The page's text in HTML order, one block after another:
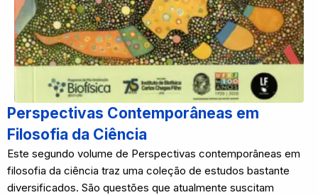
Perspectivas Contemporâneas em
Filosofia da Ciência
Este segundo volume de Perspectivas contemporâneas em
filosofia da ciência traz uma coleção de estudos bastante
diversificados. São questões que atualmente suscitam